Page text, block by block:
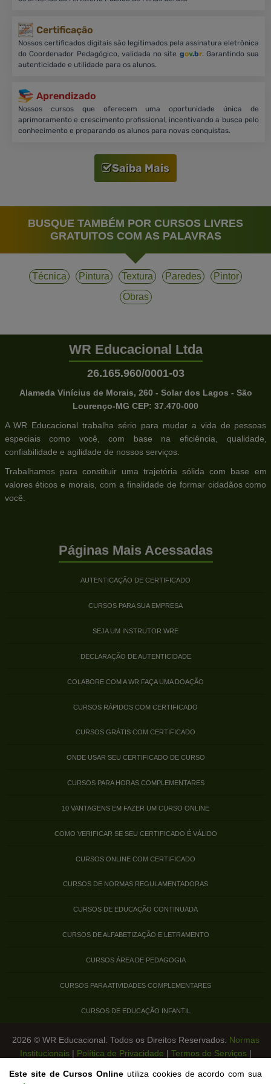
Certificação
Nossos certificados digitais são legitimados pela assinatura eletrônica
do Coordenador Pedagógico, validada no site gov.br. Garantindo sua
autenticidade e utilidade para os alunos.
Aprendizado
Nossos cursos que oferecem uma oportunidade única de
aprimoramento e crescimento profissional, incentivando a busca pelo
conhecimento e preparando os alunos para novas conquistas.
Saiba Mais
BUSQUE TAMBÉM POR CURSOS LIVRES
GRATUITOS COM AS PALAVRAS
Técnica Pintura Textura Paredes
Pintor
Obras
WR Educacional Ltda
26.165.960/0001-03
Alameda Vinícius de Morais, 260 - Solar dos Lagos - São
Lourenço-MG CEP: 37.470-000
A WR Educacional trabalha sério para mudar a vida de pessoas
especiais como você, com base na eficiência, qualidade,
confiabilidade e agilidade de nossos serviços.
Trabalhamos para constituir uma trajetória sólida com base em
valores éticos e morais, com a finalidade de formar cidadãos como
você.
Páginas Mais Acessadas
AUTENTICAÇÃO DE CERTIFICADO
CURSOS PARA SUA EMPRESA
SEJA UM INSTRUTOR WRE
DECLARAÇÃO DE AUTENTICIDADE
COLABORE COM A WR FAÇA UMA DOAÇÃO
CURSOS RÁPIDOS COM CERTIFICADO
CURSOS GRÁTIS COM CERTIFICADO
ONDE USAR SEU CERTIFICADO DE CURSO
CURSOS PARA HORAS COMPLEMENTARES
10 VANTAGENS EM FAZER UM CURSO ONLINE
COMO VERIFICAR SE SEU CERTIFICADO É VÁLIDO
CURSOS ONLINE COM CERTIFICADO
CURSOS DE NORMAS REGULAMENTADORAS
CURSOS DE EDUCAÇÃO CONTINUADA
CURSOS DE ALFABETIZAÇÃO E LETRAMENTO
CURSOS ÁREA DE PEDAGOGIA
CURSOS PARA ATIVIDADES COMPLEMENTARES
CURSOS DE EDUCAÇÃO INFANTIL
2026 © WR Educacional. Todos os Direitos Reservados. Normas
Institucionais| Política de Privacidade | Termos de Serviços|
Este site de Cursos Online utiliza cookies de acordo com sua